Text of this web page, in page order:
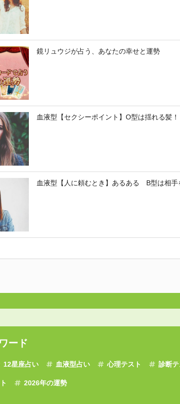
鏡リュウジが占う、あなたの幸せと運勢
血液型【セクシーポイント】O型は揺れる髪！
血液型【人に頼むとき】あるある B型は相手
ード
12星座占い 血液型占い 心理テスト 診断テ
2026年の運勢